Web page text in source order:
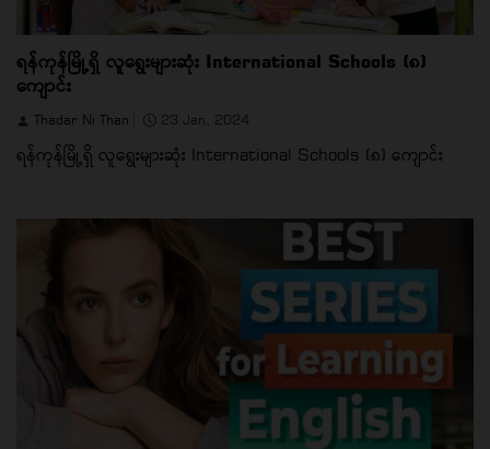
ရန်ကုန်မြို့ရှိ လူရွေးများဆုံး International Schools (၈)
ကျောင်း
Thadar Ni Than 23 Jan, 2024
ရန်ကုန်မြို့ရှိ လူရွေးများဆုံး International Schools (၈) ကျောင်း